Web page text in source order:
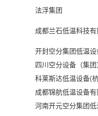
法浮集团
成都兰石低温科技
开封空分集团低温
四川空分设备（集
科莱斯达低温设备(
成都锦航低温设备
河南开元空分集团低